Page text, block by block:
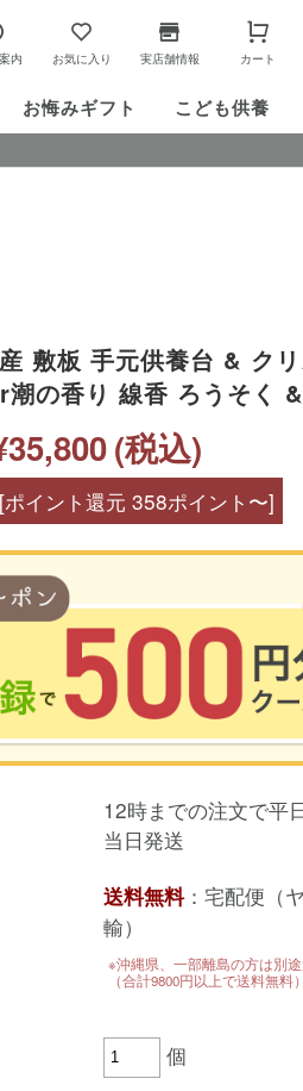
内 お気に入り 実店舗情報 カート
お悔みギフト こども供養
敷板 手元供養台 & ク
の香り 線香 ろうそく
ニ仏壇 ミニ 小さい コンパ
いい おしゃれ 仏壇セッ
(税込)
[ポイント還元 358ポイント〜]
物の前のご登録がおすすめです。
て簡単に会員登録＆ログインすることも可
12時までの注文で平
当日発送
送料無料：宅配便（
輸）
※沖縄県、一部離島の方は別
（合計9800円以上で送料無料）
個